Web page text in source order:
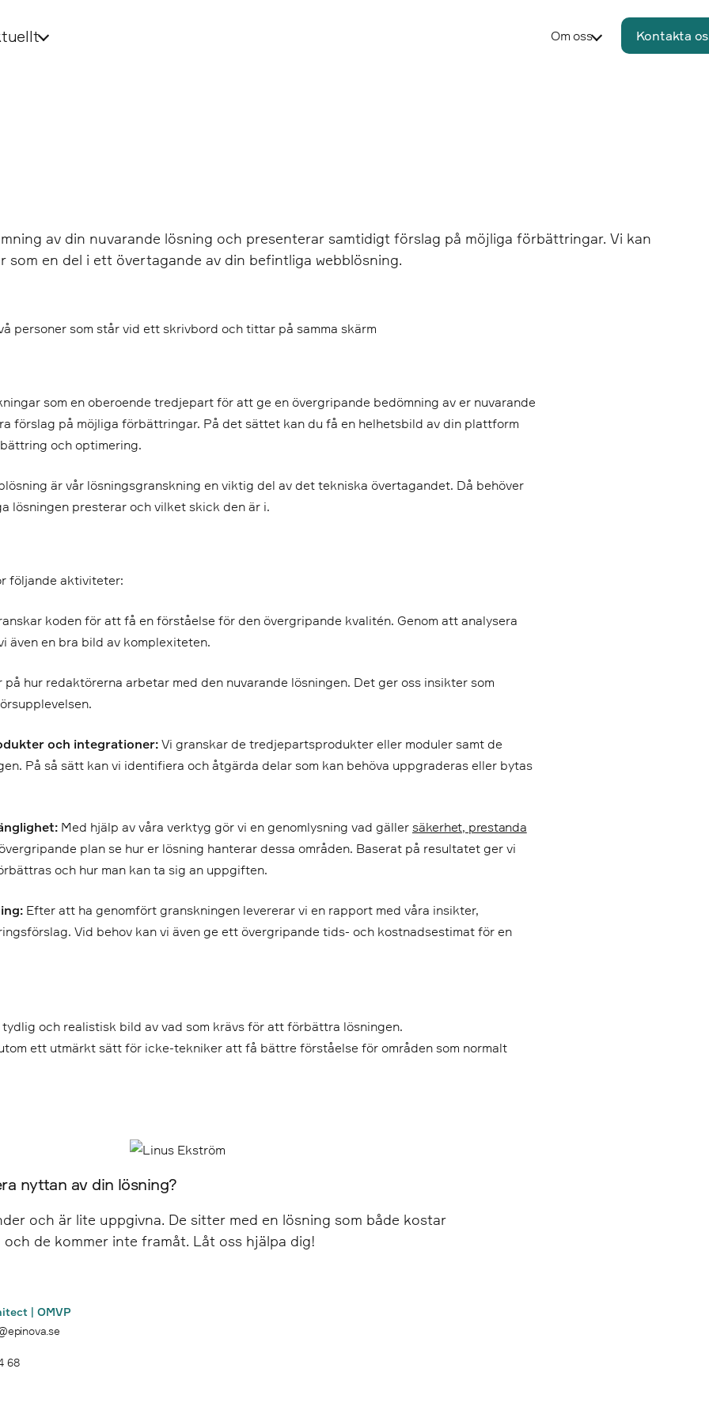
Om oss Kontakta
av din nuvarande lösning och presenterar samtidigt förslag på möjliga förbättringar. Vi kan
en del i ett övertagande av din befintliga webblösning.
som en oberoende tredjepart för att ge en övergripande bedömning av er nuvarande
förslag på möjliga förbättringar. På det sättet kan du få en helhetsbild av din plattform
och optimering.
är vår lösningsgranskning en viktig del av det tekniska övertagandet. Då behöver
lösningen presterar och vilket skick den är i.
följande aktiviteter:
koden för att få en förståelse för den övergripande kvalitén. Genom att analysera
även en bra bild av komplexiteten.
hur redaktörerna arbetar med den nuvarande lösningen. Det ger oss insikter som
och integrationer: Vi granskar de tredjepartsprodukter eller moduler samt de
På så sätt kan vi identifiera och åtgärda delar som kan behöva uppgraderas eller bytas
Med hjälp av våra verktyg gör vi en genomlysning vad gäller säkerhet, prestanda
plan se hur er lösning hanterar dessa områden. Baserat på resultatet ger vi
och hur man kan ta sig an uppgiften.
Efter att ha genomfört granskningen levererar vi en rapport med våra insikter,
Vid behov kan vi även ge ett övergripande tids- och kostnadsestimat för en
och realistisk bild av vad som krävs för att förbättra lösningen.
ett utmärkt sätt för icke-tekniker att få bättre förståelse för områden som normalt
| OMVP
68
nyttan av din lösning?
och är lite uppgivna. De sitter med en lösning som både kostar
de kommer inte framåt. Låt oss hjälpa dig!